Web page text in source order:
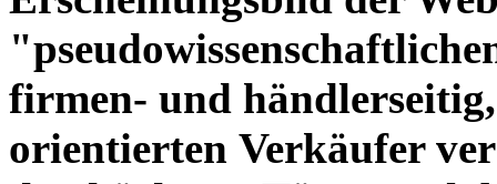
firmen- und
orientierten Verkäufer